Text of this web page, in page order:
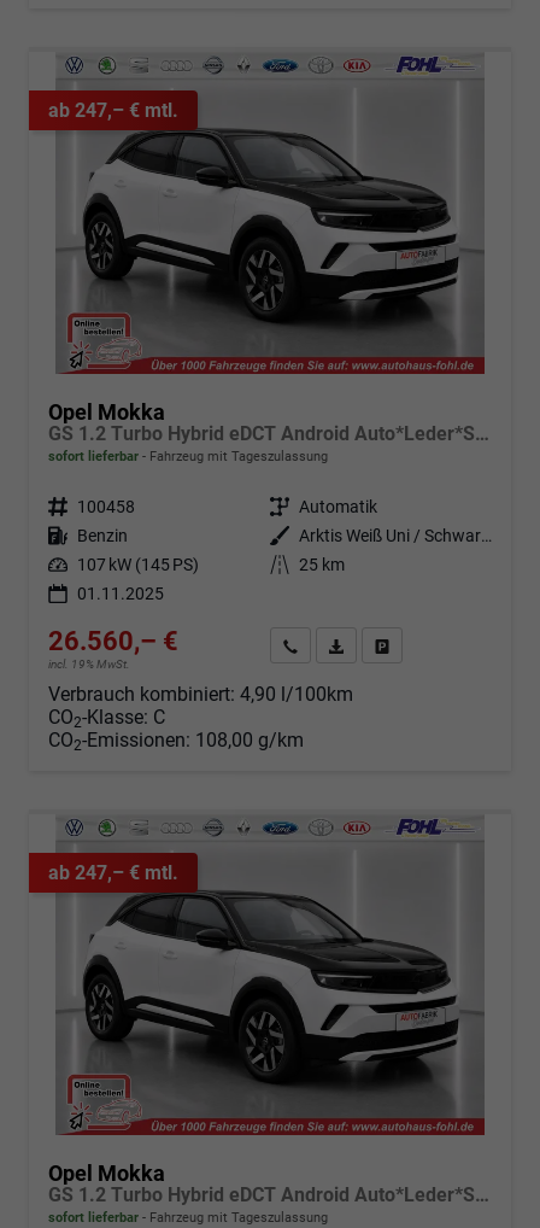
ab 247,– € mtl.
Opel Mokka
GS 1.2 Turbo Hybrid eDCT Android Auto*Leder*SHZ*Kamera*Klimaauto*LED*
sofort lieferbar Fahrzeug mit Tageszulassung
Fahrzeugnr. 100458 Getriebe Automatik
Kraftstoff Benzin Außenfarbe
Arktis Weiß Uni / Schwarzes Dach
Leistung 107 kW (145 PS) Kilometerstand 25 km
01.11.2025
26.560,– €
incl. 19% MwSt.
Angebot anfordern
Fahrzeugexpose (PDF)
Verbrauch kombiniert: 4,90 l/100km
CO2-Klasse: C
CO2-Emissionen: 108,00 g/km
ab 247,– € mtl.
Opel Mokka
GS 1.2 Turbo Hybrid eDCT Android Auto*Leder*SHZ*Kamera*Klimaauto*LED*
sofort lieferbar Fahrzeug mit Tageszulassung